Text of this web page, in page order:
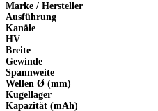
Marke / Hersteller
Ausführung
Kanäle
HV
Breite
Gewinde
Spannweite
Wellen Ø (mm)
Kugellager
Kapazität (mAh)